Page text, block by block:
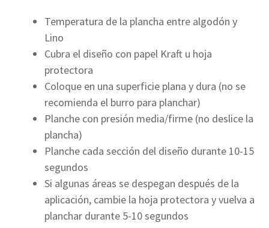
Temperatura de la plancha entre algodón y
Lino
Cubra el diseño con papel Kraft u hoja
protectora
Coloque en una superficie plana y dura (no se
recomienda el burro para planchar)
Planche con presión media/firme (no deslice la
plancha)
Planche cada sección del diseño durante 10-15
segundos
Si algunas áreas se despegan después de la
aplicación, cambie la hoja protectora y vuelva a
planchar durante 5-10 segundos